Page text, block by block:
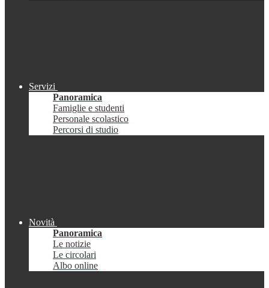
Servizi
Panoramica
Famiglie e studenti
Personale scolastico
Percorsi di studio
Novità
Panoramica
Le notizie
Le circolari
Albo online